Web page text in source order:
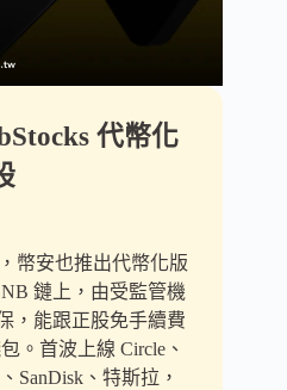
代幣化
幣安也推出代幣化版
鏈上，由受監管機
，能跟正股免手續費
。首波上線 Circle、
SanDisk、特斯拉，